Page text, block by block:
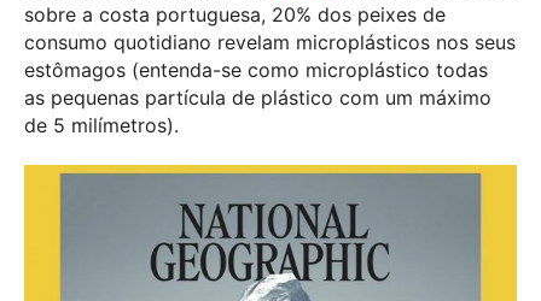
sobre a costa portuguesa, 20% dos peixes de
consumo quotidiano revelam microplásticos nos seus
estômagos (entenda-se como microplástico todas
as pequenas partícula de plástico com um máximo
de 5 milímetros).